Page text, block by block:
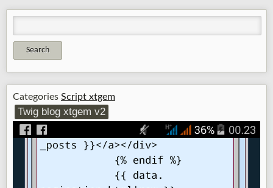
Categories Script xtgem
Twig blog xtgem v2